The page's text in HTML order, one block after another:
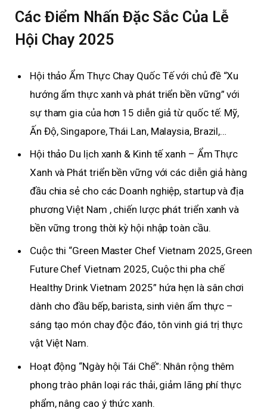
Các Điểm Nhấn Đặc Sắc Của Lễ
Hội Chay 2025
Hội thảo Ẩm Thực Chay Quốc Tế với chủ đề “Xu
hướng ẩm thực xanh và phát triển bền vững” với
sự tham gia của hơn 15 diễn giả từ quốc tế: Mỹ,
Ấn Độ, Singapore, Thái Lan, Malaysia, Brazil,…
Hội thảo Du lịch xanh & Kinh tế xanh – Ẩm Thực
Xanh và Phát triển bền vững với các diễn giả hàng
đầu chia sẻ cho các Doanh nghiệp, startup và địa
phương Việt Nam , chiến lược phát triển xanh và
bền vững trong thời kỳ hội nhập toàn cầu.
Cuộc thi “Green Master Chef Vietnam 2025, Green
Future Chef Vietnam 2025, Cuộc thi pha chế
Healthy Drink Vietnam 2025” hứa hẹn là sân chơi
dành cho đầu bếp, barista, sinh viên ẩm thực –
sáng tạo món chay độc đáo, tôn vinh giá trị thực
vật Việt Nam.
Hoạt động “Ngày hội Tái Chế”: Nhân rộng thêm
phong trào phân loại rác thải, giảm lãng phí thực
phẩm, nâng cao ý thức xanh.